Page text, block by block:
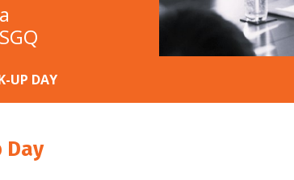
UP DAY
Day